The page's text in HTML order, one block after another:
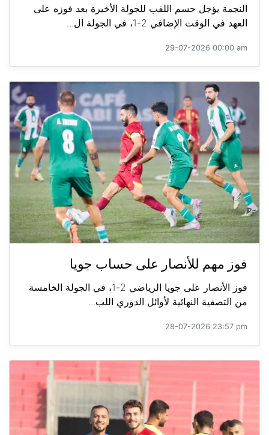
النجمة يؤجل حسم اللقب للجولة الأخيرة بعد فوزه على
العهد في الوقت الإضافي 2-1، في الجولة ال...
29-07-2026 00:00 am
فوز مهم للأنصار على حساب جويا
فوز الأنصار على جويا الرياضي 2-1، في الجولة الخامسة
من التصفية النهائية لأوائل الدوري اللب...
28-07-2026 23:57 pm